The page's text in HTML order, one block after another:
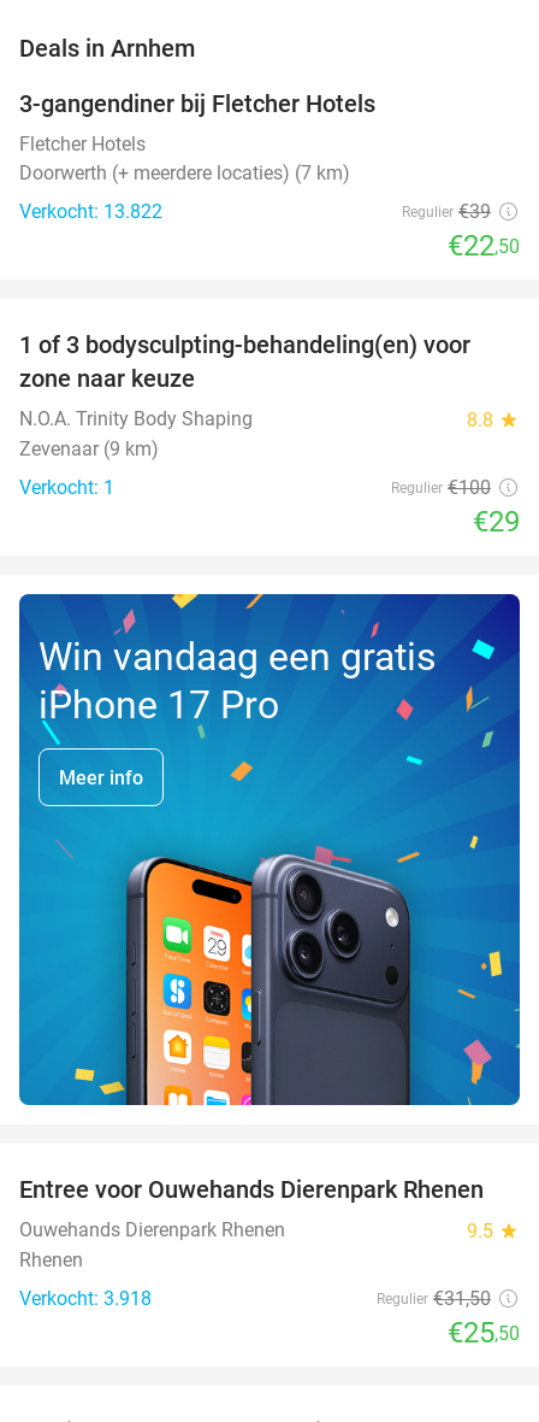
Deals in Arnhem
3-gangendiner bij Fletcher Hotels
Fletcher Hotels
Doorwerth (+ meerdere locaties) (7 km)
Verkocht: 13.822
Regulier €39
€22,50
71%
TODAY
1 of 3 bodysculpting-behandeling(en) voor
zone naar keuze
N.O.A. Trinity Body Shaping 8.8 star
Zevenaar (9 km)
Verkocht: 1
Regulier €100
€29
Win vandaag een gratis
iPhone 17 Pro
Meer info
19%
Entree voor Ouwehands Dierenpark Rhenen
Ouwehands Dierenpark Rhenen 9.5 star
Rhenen
Verkocht: 3.918
Regulier €31,50
€25,50